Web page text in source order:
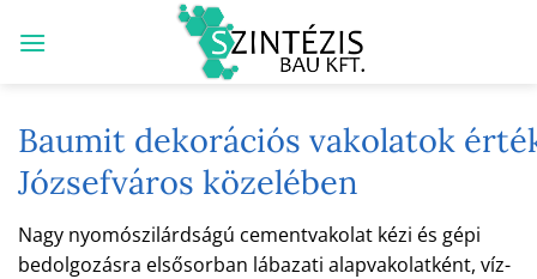
Baumit dekorációs vakolatok
Józsefváros közelében
Nagy nyomószilárdságú cementvakolat kézi és gépi
bedolgozásra elsősorban lábazati alapvakolatként, víz-